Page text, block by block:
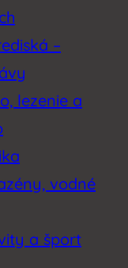
–
lezenie a
vodné
a šport